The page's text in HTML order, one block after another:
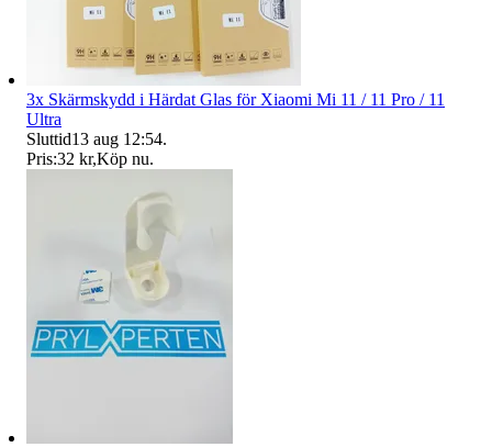
3x Skärmskydd i Härdat Glas för Xiaomi Mi 11 / 11 Pro / 11
Ultra
Sluttid13 aug 12:54.
Pris:32 kr,Köp nu.